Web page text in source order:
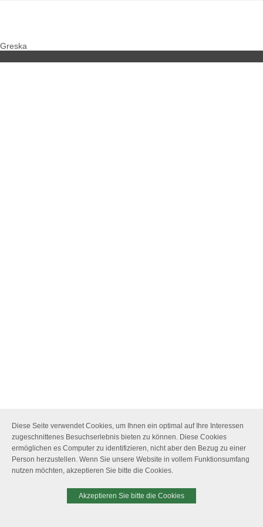
Diese Seite verwendet Cookies, um Ihnen ein optimal auf Ihre Interessen
zugeschnittenes Besuchserlebnis bieten zu können. Diese Cookies
ermöglichen es Computer zu identifizieren, nicht aber den Bezug zu einer
Person herzustellen. Wenn Sie unsere Website in vollem Funktionsumfang
nutzen möchten, akzeptieren Sie bitte die Cookies.
Akzeptieren Sie bitte die Cookies
Greska